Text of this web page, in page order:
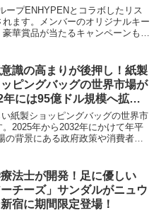
んか？
ープENHYPENとコラボしたリス
ます。メンバーのオリジナルキー
華賞品が当たるキャンペーンも実
識の高まりが後押し！紙製
ピングバッグの世界市場が
年には95億ドル規模へ拡大
紙製ショッピングバッグの世界市
2025年から2032年にかけて年平
の背景にある政府政策や消費者の
法士が開発！足に優しい
ーチーズ」サンダルがニュウ
宿に期間限定登場！